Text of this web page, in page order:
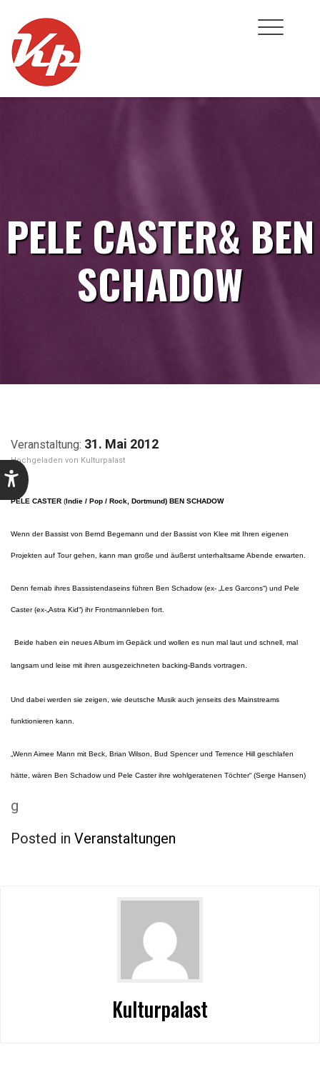
content
PELE CASTER& BEN
SCHADOW
31. Mai 2012
Kulturpalast
PELE CASTER (Indie / Pop / Rock, Dortmund) BEN SCHADOW
Wenn der Bassist von Bernd Begemann und der Bassist von Klee mit Ihren eigenen
Projekten auf Tour gehen, kann man große und äußerst unterhaltsame Abende erwarten.
Denn fernab ihres Bassistendaseins führen Ben Schadow (ex- „Les Garcons“) und Pele
Caster (ex-„Astra Kid“) ihr Frontmannleben fort.
Beide haben ein neues Album im Gepäck und wollen es nun mal laut und schnell, mal
langsam und leise mit ihren ausgezeichneten backing-Bands vortragen.
Und dabei werden sie zeigen, wie deutsche Musik auch jenseits des Mainstreams
funktionieren kann.
„Wenn Aimee Mann mit Beck, Brian Wilson, Bud Spencer und Terrence Hill geschlafen
hätte, wären Ben Schadow und Pele Caster ihre wohlgeratenen Töchter“ (Serge Hansen)
g
Posted in Veranstaltungen
Kulturpalast